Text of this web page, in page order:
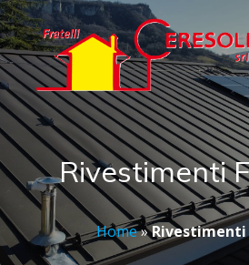
Rivestimenti
Home»Rivestimenti